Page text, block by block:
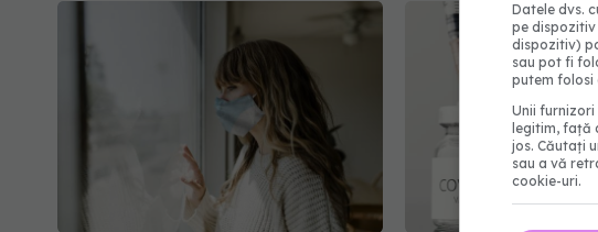
Datele dvs.
pe
dispozitiv)
sau pot fi
putem folosi
Unii
legitim, față
jos. Căutați
sau a vă
cookie-uri.